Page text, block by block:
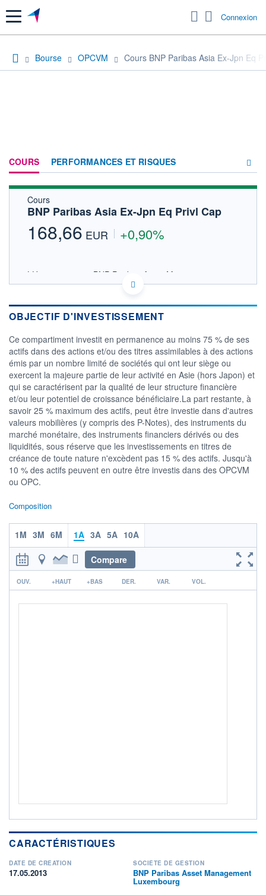
Menu Connexion
Bourse OPCVM Cours BNP Paribas Asia Ex-Jpn Eq
COURS PERFORMANCES ET RISQUES
FORUM
Cours
BNP Paribas Asia Ex-Jpn Eq Privl Cap
168,66 EUR +0,90%
LU0823398176 - BNP Paribas Asset Management
Luxembourg
Consulter le prospectus / DIC
CATÉGORIE MORNINGSTAR
Actions Asie hors Japon
FONDS PARTENAIRES
TARIFS PRIVILÉGIÉS 0%
ÉLIGIBILITÉ
PEA PEA-PME BOURSOVIE LUX
BOURSOVIE
CTO BUSINESS
Non éligible Boursobank
ACTIF NET (EUR)
280M / 31.07.26
NOTATION MORNINGSTAR ⁽¹⁾
4/7
+ LISTE
OBJECTIF D'INVESTISSEMENT
Ce compartiment investit en permanence au moins 75 % de ses
actifs dans des actions et/ou des titres assimilables à des actions
émis par un nombre limité de sociétés qui ont leur siège ou
exercent la majeure partie de leur activité en Asie (hors Japon) et
qui se caractérisent par la qualité de leur structure financière
et/ou leur potentiel de croissance bénéficiaire.La part restante, à
savoir 25 % maximum des actifs, peut être investie dans d'autres
valeurs mobilières (y compris des P-Notes), des instruments du
marché monétaire, des instruments financiers dérivés ou des
liquidités, sous réserve que les investissements en titres de
créance de toute nature n'excèdent pas 15 % des actifs. Jusqu'à
10 % des actifs peuvent en outre être investis dans des OPCVM
ou OPC.
Composition
1M 3M 6M 1A 3A 5A 10A
Compare
r
OUV. +HAUT +BAS DER. VAR. VOL.
CARACTÉRISTIQUES
DATE DE CRÉATION
17.05.2013
SOCIÉTÉ DE GESTION
BNP Paribas Asset Management
Luxembourg